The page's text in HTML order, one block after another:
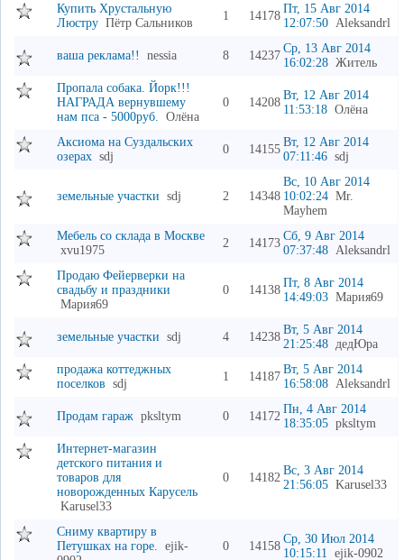
Купить Хрустальную
Люстру Пётр Сальников
1 14178
Пт, 15 Авг 2014
12:07:50 Aleksandrl
ваша реклама!! nessia 8 14237
Ср, 13 Авг 2014
16:02:28 Житель
Пропала собака. Йорк!!!
НАГРАДА вернувшему
нам пса - 5000руб.
Олёна
0 14208
Вт, 12 Авг 2014
11:53:18 Олёна
Аксиома на Суздальских
озерах sdj
0 14155
Вт, 12 Авг 2014
07:11:46 sdj
земельные участки sdj 2 14348
Вс, 10 Авг 2014
10:02:24 Mr.
Mayhem
Мебель со склада в Москве
xvu1975
2 14173
Сб, 9 Авг 2014
07:37:48 Aleksandrl
Продаю Фейерверки на
свадьбу и праздники
Мария69
0 14138
Пт, 8 Авг 2014
14:49:03 Мария69
земельные участки sdj 4 14238
Вт, 5 Авг 2014
21:25:48 дедЮра
продажа коттеджных
поселков
sdj
1 14187
Вт, 5 Авг 2014
16:58:08 Aleksandrl
Продам гараж pksltym 0 14172
Пн, 4 Авг 2014
18:35:05 pksltym
Интернет-магазин
детского питания и
товаров для
новорожденных Карусель
Karusel33
0 14182
Вс, 3 Авг 2014
21:56:05 Karusel33
Сниму квартиру в
Петушках на горе.
ejik-
0 14158
Ср, 30 Июл 2014
10:15:11
ejik-0902